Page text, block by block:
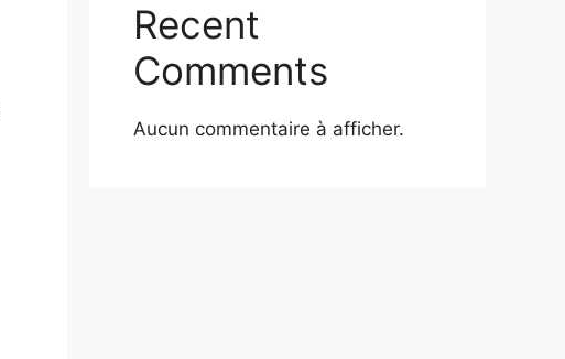
Recent
Comments
Aucun commentaire à afficher.